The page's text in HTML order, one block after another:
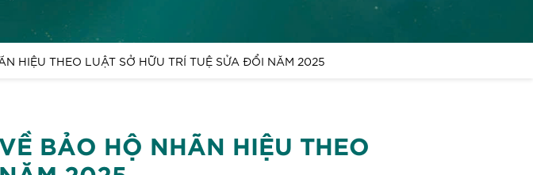
HIỆU THEO LUẬT SỞ HỮU TRÍ TUỆ SỬA ĐỔI NĂM 2025
BẢO HỘ NHÃN HIỆU THEO